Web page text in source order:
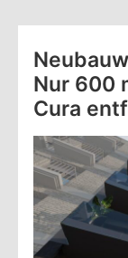
Nur 600
Cura